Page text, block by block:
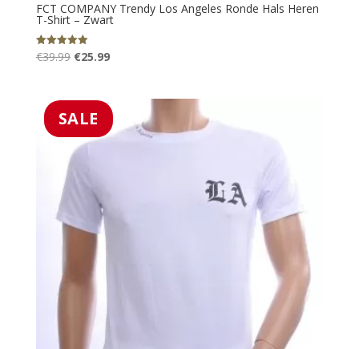
FCT COMPANY Trendy Los Angeles Ronde Hals Heren
T-Shirt – Zwart
Gewaardeerd
5.00
€39.99 Oorspronkelijke
€39.99.
€25.99Huidige
€25.99.
SALE